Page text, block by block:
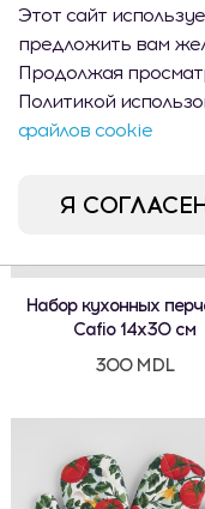
Набор кухонных
Cafio 14x30 см
300 MDL
Этот сайт
предложить вам
Продолжая
Политикой
файлов cookie
Я